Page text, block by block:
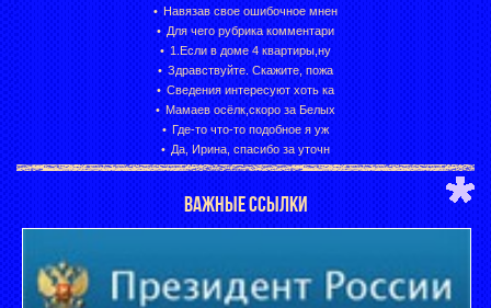
Навязав свое ошибочное мнен
Для чего рубрика комментари
1.Если в доме 4 квартиры,ну
Здравствуйте. Скажите, пожа
Сведения интересуют хоть ка
Мамаев осёлк,скоро за Белых
Где-то что-то подобное я уж
Да, Ирина, спасибо за уточн
ВАЖНЫЕ ССЫЛКИ